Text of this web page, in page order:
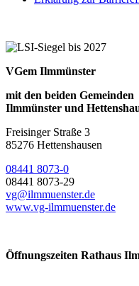
VGem Ilmmünster
mit den beiden Gemeinden
Ilmmünster und
Freisinger Straße 3
85276 Hettenshausen
08441 8073-0
08441 8073-29
vg@ilmmuenster.de
www.vg-ilmmuenster.de
Öffnungszeiten Rathaus